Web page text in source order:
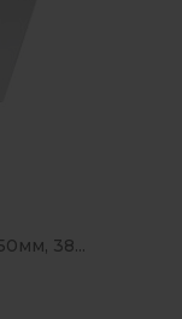
38...